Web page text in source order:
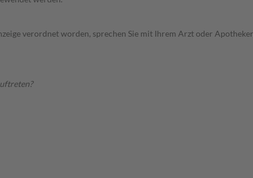
verordnet worden, sprechen Sie mit Ihrem Arzt oder